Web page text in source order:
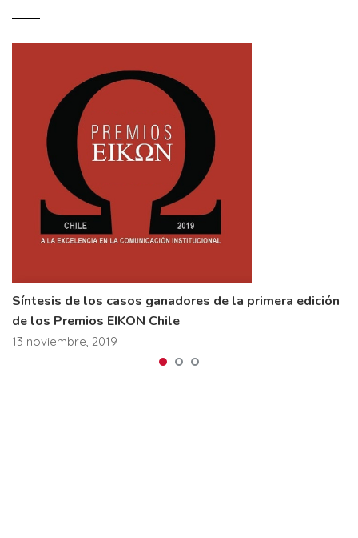
Síntesis de los casos ganadores de la primera edición
de los Premios EIKON Chile
13 noviembre, 2019